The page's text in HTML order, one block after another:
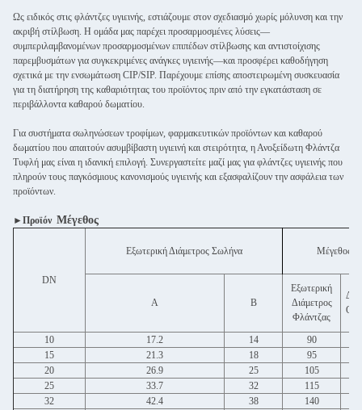
Ως ειδικός στις φλάντζες υγιεινής, εστιάζουμε στον σχεδιασμό χωρίς μόλυνση και την
ακριβή στίλβωση. Η ομάδα μας παρέχει προσαρμοσμένες λύσεις—
συμπεριλαμβανομένων προσαρμοσμένων επιπέδων στίλβωσης και αντιστοίχισης
παρεμβυσμάτων για συγκεκριμένες ανάγκες υγιεινής—και προσφέρει καθοδήγηση
σχετικά με την ενσωμάτωση CIP/SIP. Παρέχουμε επίσης αποστειρωμένη συσκευασία
για τη διατήρηση της καθαριότητας του προϊόντος πριν από την εγκατάσταση σε
περιβάλλοντα καθαρού δωματίου.
Για συστήματα σωληνώσεων τροφίμων, φαρμακευτικών προϊόντων και καθαρού
δωματίου που απαιτούν ασυμβίβαστη υγιεινή και στειρότητα, η Ανοξείδωτη Φλάντζα
Τυφλή μας είναι η ιδανική επιλογή. Συνεργαστείτε μαζί μας για φλάντζες υγιεινής που
πληρούν τους παγκόσμιους κανονισμούς υγιεινής και εξασφαλίζουν την ασφάλεια των
προϊόντων.
►Προϊόν Μέγεθος
DN
Εξωτερική Διάμετρος Σωλήνα Μέγεθος
A B
Εξωτερική
Διάμετρος
Φλάντζας
10 17.2 14
90
15
21.3 18
95
20
26.9 25
105
25
33.7 32
115
32
42.4 38
140